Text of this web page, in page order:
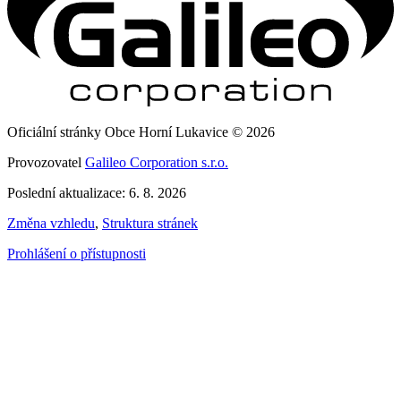
Oficiální stránky Obce Horní Lukavice © 2026
Provozovatel Galileo Corporation s.r.o.
Poslední aktualizace: 6. 8. 2026
Změna vzhledu, Struktura stránek
Prohlášení o přístupnosti